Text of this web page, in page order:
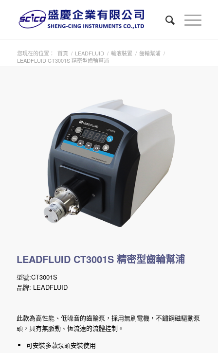
您現在的位置： 首頁 / LEADFLUID / 輸液裝置 / 齒輪幫浦 /
LEADFLUID CT3001S 精密型齒輪幫浦
LEADFLUID CT3001S 精密型齒輪幫浦
型號:CT3001S
品牌: LEADFLUID
此款為高性能、低噪音的齒輪泵，採用無刷電機，不鏽鋼磁驅動泵
頭，具有無脈動、恆流速的流體控制。
可安裝多款泵頭安裝使用